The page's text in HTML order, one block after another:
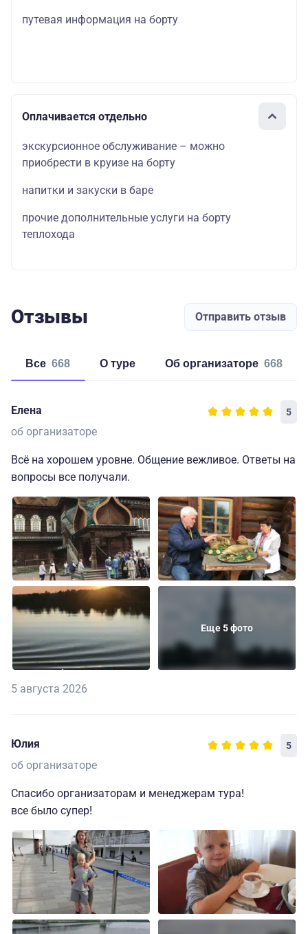
путевая информация на борту
Оплачивается отдельно
экскурсионное обслуживание – можно
приобрести в круизе на борту
напитки и закуски в баре
прочие дополнительные услуги на борту
теплохода
Отзывы Отправить отзыв
Все 668 о туре об организаторе 668
Елена 5
об организаторе
Всё на хорошем уровне. Общение вежливое. Ответы на
вопросы все получали.
Еще 5 фото
5 августа 2026
Юлия 5
об организаторе
Спасибо организаторам и менеджерам тура!
все было супер!